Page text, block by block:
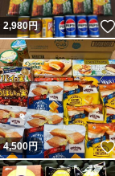
2,980円
4,500円